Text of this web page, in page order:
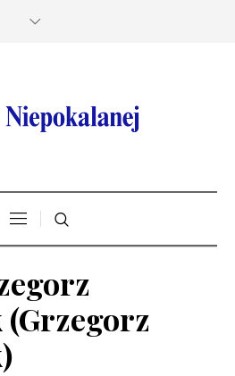
(Grzegorz